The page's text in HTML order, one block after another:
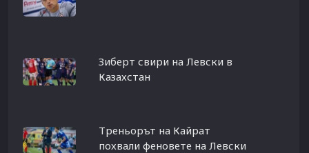
Зиберт свири на Левски в
Казахстан
Треньорът на Кайрат
похвали феновете на Левски